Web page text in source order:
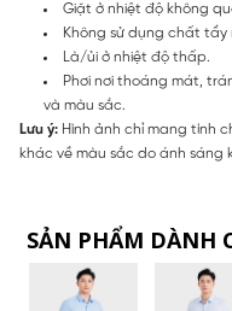
Giặt ở nhiệt độ không
Không sử dụng chất tẩy
Là/ủi ở nhiệt độ thấp.
Phơi nơi thoáng mát,
và màu sắc.
Lưu ý: Hình ảnh chỉ mang tính
khác về màu sắc do ánh sáng
SẢN PHẨM DÀNH